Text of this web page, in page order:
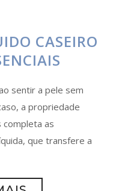
CASEIRO
sentir a pele sem
a propriedade
as
que transfere a